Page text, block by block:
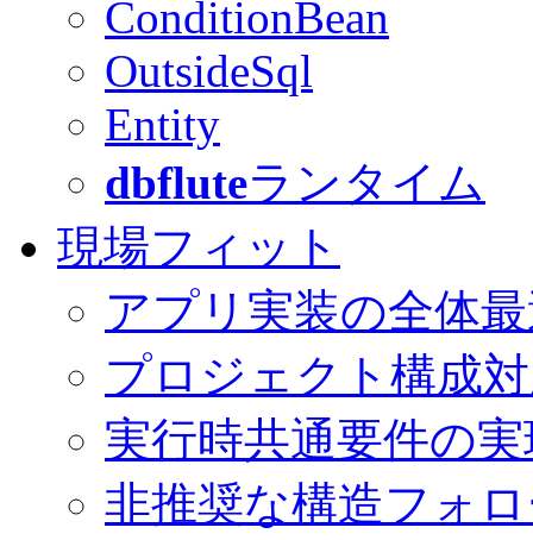
ConditionBean
OutsideSql
Entity
dbfluteランタイム
現場フィット
アプリ実装の全体
プロジェクト構成
実行時共通要件の
非推奨な構造フォ